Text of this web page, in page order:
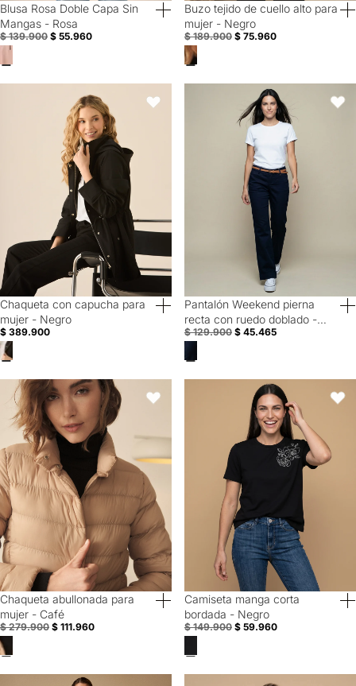
60% Off
Blusa Rosa Doble Capa Sin
Mangas - Rosa
$ 139.900 $ 55.960
60% Off
Buzo tejido de cuello alto para
mujer - Negro
$ 189.900 $ 75.960
40% Off
Chaqueta con capucha para
mujer - Negro
$ 389.900
Favoritos
Pantalón Weekend pierna recta
Special Prices
Pantalón Weekend pierna
recta con ruedo doblado -
Azul
$ 129.900 $ 45.465
Chaqueta abullonada para mujer - Café
60% Off
Chaqueta abullonada para
mujer - Café
$ 279.900 $ 111.960
Favoritos
Camiseta manga corta bordada
60% Off
Camiseta manga corta
bordada - Negro
$ 149.900 $ 59.960
Pantalón elegante bota recta para mujer - AzulCamiseta manga larga canalé -